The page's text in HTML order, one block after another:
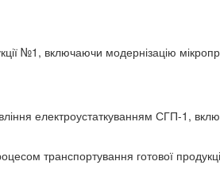
№1, включаючи модернізацію
електроустаткуванням СГП-1,
транспортування готової